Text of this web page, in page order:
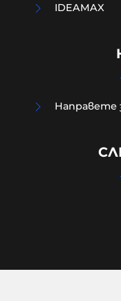
Нови
Банско:
поведение
IDEAMAX
Направете